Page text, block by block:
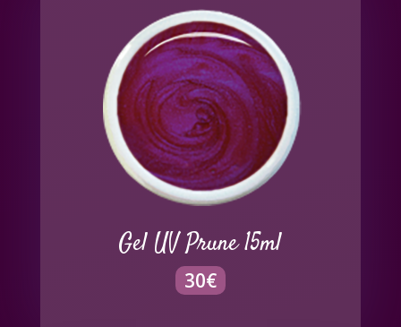
Gel UV Prune 15ml
30€